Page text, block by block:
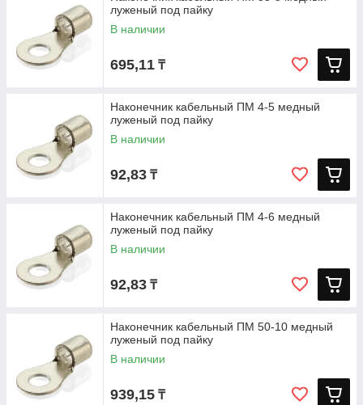
луженый под пайку
В наличии
695,11 ₸
Наконечник кабельный ПМ 4-5 медный
луженый под пайку
В наличии
92,83 ₸
Наконечник кабельный ПМ 4-6 медный
луженый под пайку
В наличии
92,83 ₸
Наконечник кабельный ПМ 50-10 медный
луженый под пайку
В наличии
939,15 ₸